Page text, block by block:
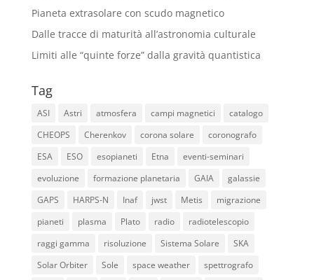
Pianeta extrasolare con scudo magnetico
Dalle tracce di maturità all’astronomia culturale
Limiti alle “quinte forze” dalla gravità quantistica
Tag
ASI Astri atmosfera campi magnetici
catalogo
CHEOPS
Cherenkov corona solare
coronografo
ESA
ESO esopianeti Etna
eventi-seminari
evoluzione
formazione planetaria GAIA
galassie
GAPS
HARPS-N Inaf jwst Metis
migrazione
pianeti
plasma Plato radio
radiotelescopio
raggi gamma
risoluzione Sistema Solare
SKA
Solar Orbiter
Sole space weather spettrografo